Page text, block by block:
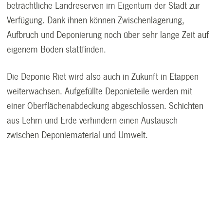
beträchtliche Landreserven im Eigentum der Stadt zur
Verfügung. Dank ihnen können Zwischenlagerung,
Aufbruch und Deponierung noch über sehr lange Zeit auf
eigenem Boden stattfinden.
Die Deponie Riet wird also auch in Zukunft in Etappen
weiterwachsen. Aufgefüllte Deponieteile werden mit
einer Oberflächenabdeckung abgeschlossen. Schichten
aus Lehm und Erde verhindern einen Austausch
zwischen Deponiematerial und Umwelt.